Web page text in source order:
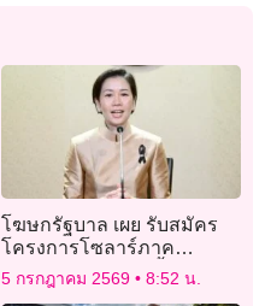
โฆษกรัฐบาล เผย รับสมัคร
โครงการโซลาร์ภาค
ประชาชน ชวนติดตั้งโซลาร์
รูฟท็อปผลิตไฟใช้เอง
5 กรกฎาคม 2569 8:52 น.